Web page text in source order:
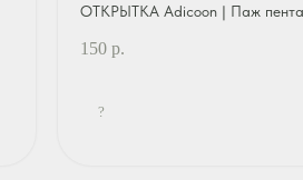
ОТКРЫТКА Adicoon | Паж
150 р.
?